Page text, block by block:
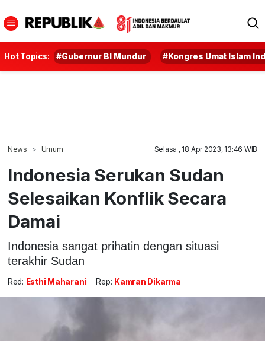
Hot Topics: #Gubernur BI Mundur #Kongres Umat Islam
News Umum Selasa , 18 Apr 2023, 13:46 WIB
Indonesia Serukan Sudan
Selesaikan Konflik Secara
Damai
Indonesia sangat prihatin dengan situasi
terakhir Sudan
Red: Esthi Maharani Rep: Kamran Dikarma